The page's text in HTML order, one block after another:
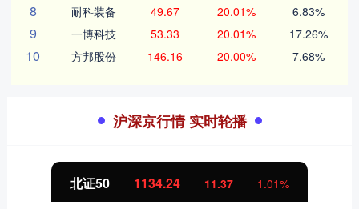
8 耐科装备 49.67 20.01% 6.83%
9 一博科技 53.33 20.01% 17.26%
10 方邦股份 146.16 20.00% 7.68%
沪深京行情 实时轮播
北证50 1134.24 11.37 1.01%